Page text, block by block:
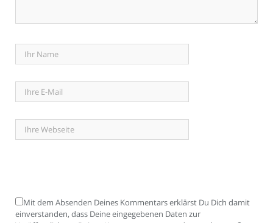
Mit dem Absenden Deines Kommentars erklärst Du Dich damit
einverstanden, dass Deine eingegebenen Daten zur